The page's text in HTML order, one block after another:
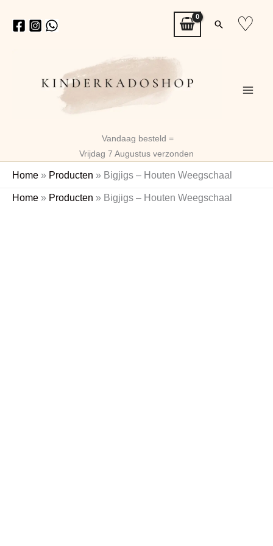
naar
Zoeken
♡
Vandaag besteld =
Vrijdag 7 Augustus verzonden
Home » Producten » Bigjigs – Houten Weegschaal
Home » Producten » Bigjigs – Houten Weegschaal
Bigjigs